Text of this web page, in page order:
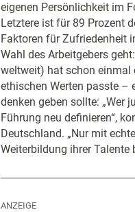
eigenen Persönlichkeit im
Letztere ist für 89 Prozent
Faktoren für Zufriedenheit
Wahl des Arbeitgebers
weltweit) hat schon einmal
ethischen Werten passte –
denken geben sollte: „Wer
Führung neu definieren“,
Deutschland. „Nur mit
Weiterbildung ihrer
ANZEIGE